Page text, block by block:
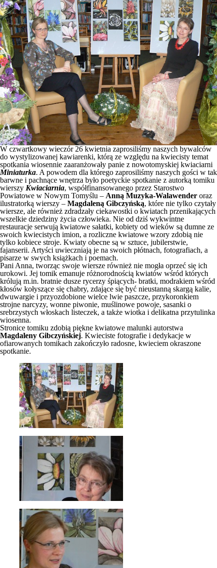
W czwartkowy wieczór 26 kwietnia zaprosiliśmy naszych bywalców
do wystylizowanej kawiarenki, którą ze względu na kwiecisty temat
spotkania wiosennie zaaranżowały panie z nowotomyskiej kwiaciarni
Miniaturka. A powodem dla którego zaprosiliśmy naszych gości w tak
barwne i pachnące wnętrza było poetyckie spotkanie z autorką tomiku
wierszy Kwiaciarnia, współfinansowanego przez Starostwo
Powiatowe w Nowym Tomyślu – Anną Muzyka-Walawender oraz
ilustratorką wierszy – Magdaleną Gibczyńską, które nie tylko czytały
wiersze, ale również zdradzały ciekawostki o kwiatach przenikających
wszelkie dziedziny życia człowieka. Nie od dziś wykwintne
restauracje serwują kwiatowe sałatki, kobiety od wieków są dumne ze
swoich kwiecistych imion, a rozliczne kwiatowe wzory zdobią nie
tylko kobiece stroje. Kwiaty obecne są w sztuce, jubilerstwie,
fajanserii. Artyści uwieczniają je na swoich płótnach, fotografiach, a
pisarze w swych książkach i poemach.
Pani Anna, tworząc swoje wiersze również nie mogła oprzeć się ich
urokowi. Jej tomik emanuje różnorodnością kwiatów wśród których
królują m.in. bratnie dusze rycerzy śpiących- bratki, modrakiem wśród
kłosów kołyszące się chabry, zdające się być nieustanną skargą kalie,
dwuwargie i przyozdobione wielce lwie paszcze, przykoronkiem
strojne narcyzy, wonne piwonie, muślinowe powoje, sasanki o
srebrzystych włoskach listeczek, a także wiotka i delikatna przytulinka
wiosenna.
Stronice tomiku zdobią piękne kwiatowe malunki autorstwa
Magdaleny Gibczyńskiej. Kwieciste fotografie i dedykacje w
ofiarowanych tomikach zakończyło radosne, kwieciem okraszone
spotkanie.